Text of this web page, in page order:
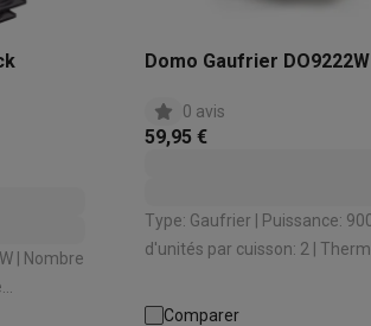
Swap ProteKtDomo Gaufrier DO9222W
0 avis
59,95 €
Type: Gaufrier | Puissance: 900 W | Nombre
d'unités par cuisson: 2 | Thermostat: Oui |
Comparer